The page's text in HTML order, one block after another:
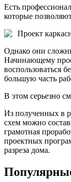
Есть
которые
Проект
Однако они
Начинающему
воспользоваться
большую часть
В этом серьезно
Из полученных в
схем можно
грамотная
проектных
разреза дома.